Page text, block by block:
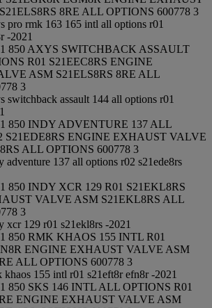
8RE ALL OPTIONS 600778 3
pro rmk 163 165 intl all options r01
-2021
850 AXYS SWITCHBACK ASSAULT
R01 S21EEC8RS ENGINE
ASM S21ELS8RS 8RE ALL
3
switchback assault 144 all options r01
850 INDY ADVENTURE 137 ALL
S21EDE8RS ENGINE EXHAUST VALVE
ALL OPTIONS 600778 3
adventure 137 all options r02 s21ede8rs
850 INDY XCR 129 R01 S21EKL8RS
VALVE ASM S21EKL8RS ALL
3
xcr 129 r01 s21ekl8rs -2021
850 RMK KHAOS 155 INTL R01
ENGINE EXHAUST VALVE ASM
ALL OPTIONS 600778 3
khaos 155 intl r01 s21eft8r efn8r -2021
850 SKS 146 INTL ALL OPTIONS R01
ENGINE EXHAUST VALVE ASM